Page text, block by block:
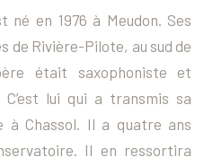
né en 1976 à Meudon. Ses
de Rivière-Pilote, au sud de
était saxophoniste et
lui qui a transmis sa
à Chassol. Il a quatre ans
Il en ressortira